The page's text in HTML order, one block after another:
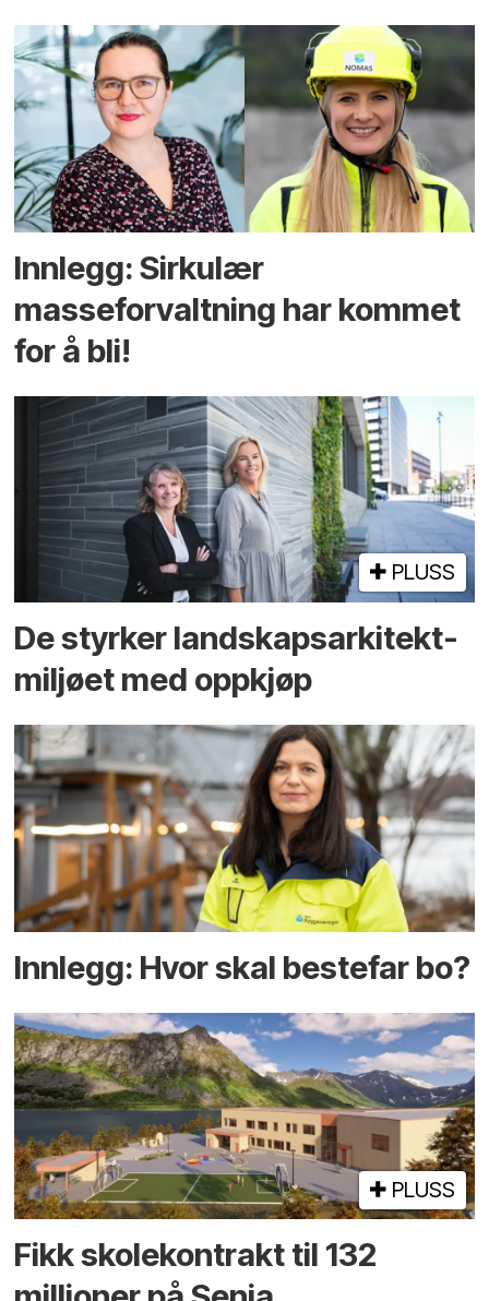
Innlegg: Sirkulær
masseforvaltning har kommet
for å bli!
PLUSS
De styrker landskaps­arkitekt­
miljøet med oppkjøp
Innlegg: Hvor skal bestefar bo?
PLUSS
Fikk skole­kontrakt til 132